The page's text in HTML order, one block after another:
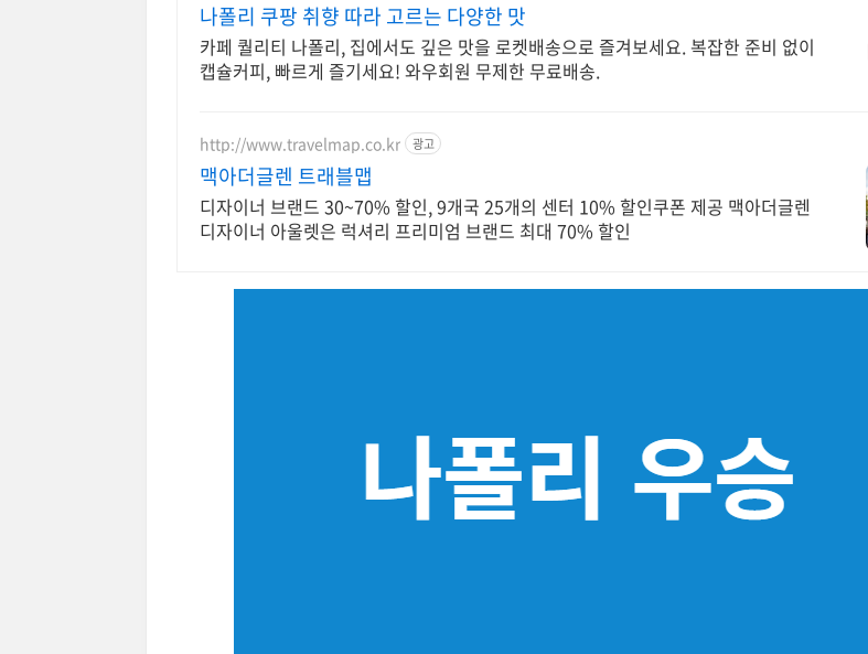
나폴리 쿠팡 취향 따라 고르는 다양한 맛
카페 퀄리티 나폴리, 집에서도 깊은 맛을 로켓배송으로 즐겨보세요. 복잡한 준비 없이
캡슐커피, 빠르게 즐기세요! 와우회원 무제한 무료배송.
http://www.travelmap.co.kr 광고
맥아더글렌 트래블맵
디자이너 브랜드 30~70% 할인, 9개국 25개의 센터 10% 할인쿠폰 제공 맥아더글렌
디자이너 아울렛은 럭셔리 프리미엄 브랜드 최대 70% 할인